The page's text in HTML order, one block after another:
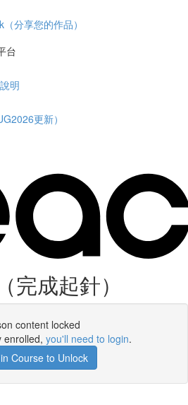
分享您的作品）
台
明
更新）
完成起針）
content locked
enrolled, you'll need to login.
Course to Unlock